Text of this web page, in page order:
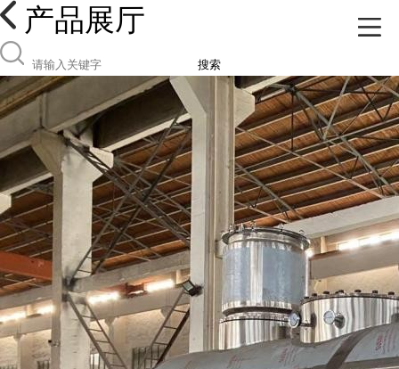
产品展厅
搜索